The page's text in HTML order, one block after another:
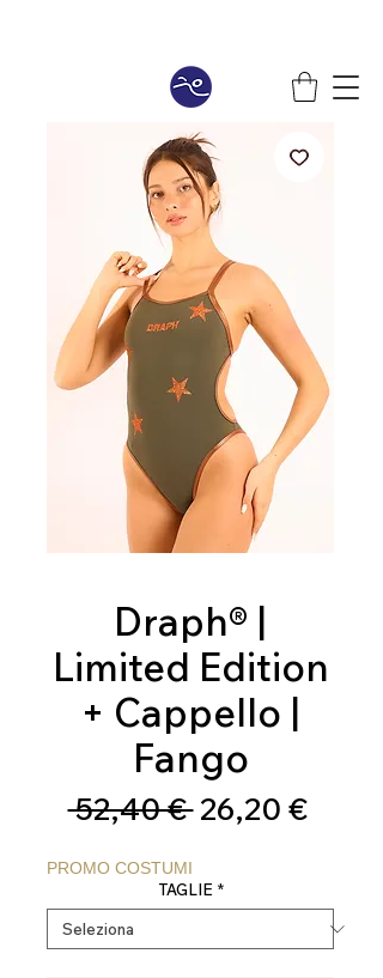
Draph® |
Limited Edition
+ Cappello |
Fango
52,40 € Prezzo
26,20 €Prezzo
PROMO COSTUMI
TAGLIE *